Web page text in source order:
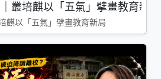
叢培麒以「五氣」擘畫教育新局
麒以「五氣」擘畫教育新局